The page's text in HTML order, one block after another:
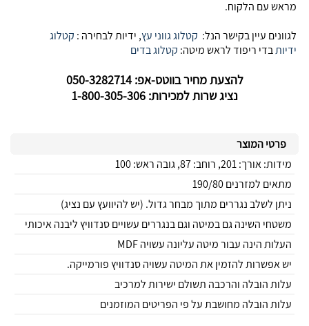
מראש עם הלקוח.
לגוונים עיין בקישר הנל: קטלוג גווני עץ, ידיות לבחירה : קטלוג
ידיותבדי ריפוד לראש מיטה: קטלוג בדים
להצעת מחיר בווטס-אפ: 050-3282714
נציג שרות למכירות: 1-800-305-306
פרטי המוצר
מידות: אורך: 201, רוחב: 87, גובה ראש: 100
מתאים למזרנים 190/80
ניתן לשלב נגררים מתוך מבחר גדול. (יש להיוועץ עם נציג)
משטחי השינה גם במיטה וגם בנגררים עשויים סנדוויץ ליבנה איכותי
העלות הינה עבור מיטה עליונה עשויה MDF
יש אפשרות להזמין את המיטה עשויה סנדוויץ פורמייקה.
עלות הובלה והרכבה תשולם ישירות למרכיב
עלות הובלה מחושבת על פי הפריטים המוזמנים